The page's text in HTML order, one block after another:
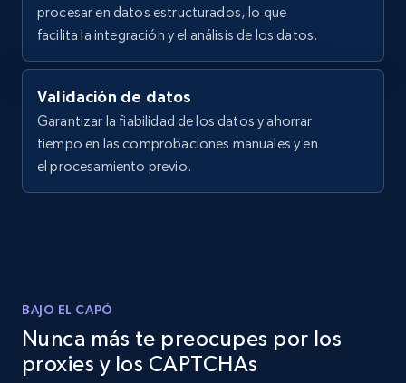
procesar en datos estructurados, lo que
facilita la integración y el análisis de los datos.
Validación de datos
Garantizar la fiabilidad de los datos y ahorrar
tiempo en las comprobaciones manuales y en
el procesamiento previo.
BAJO EL CAPÓ
Nunca más te preocupes por los
proxies y los CAPTCHAs